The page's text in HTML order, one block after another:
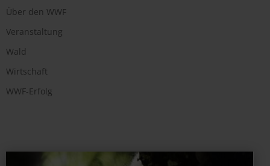
Über den WWF
Veranstaltung
Wald
Wirtschaft
WWF-Erfolg